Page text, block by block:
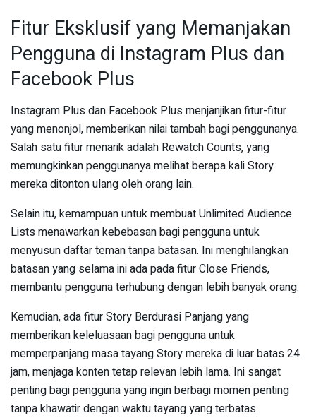
Fitur Eksklusif yang Memanjakan
Pengguna di Instagram Plus dan
Facebook Plus
Instagram Plus dan Facebook Plus menjanjikan fitur-fitur
yang menonjol, memberikan nilai tambah bagi penggunanya.
Salah satu fitur menarik adalah Rewatch Counts, yang
memungkinkan penggunanya melihat berapa kali Story
mereka ditonton ulang oleh orang lain.
Selain itu, kemampuan untuk membuat Unlimited Audience
Lists menawarkan kebebasan bagi pengguna untuk
menyusun daftar teman tanpa batasan. Ini menghilangkan
batasan yang selama ini ada pada fitur Close Friends,
membantu pengguna terhubung dengan lebih banyak orang.
Kemudian, ada fitur Story Berdurasi Panjang yang
memberikan keleluasaan bagi pengguna untuk
memperpanjang masa tayang Story mereka di luar batas 24
jam, menjaga konten tetap relevan lebih lama. Ini sangat
penting bagi pengguna yang ingin berbagi momen penting
tanpa khawatir dengan waktu tayang yang terbatas.